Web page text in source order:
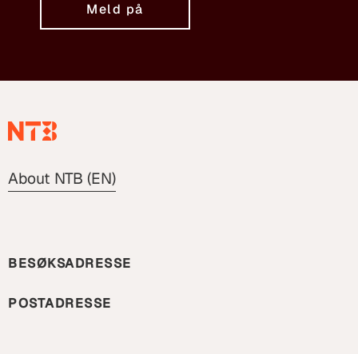
Meld på
About NTB (EN)
BESØKSADRESSE
POSTADRESSE